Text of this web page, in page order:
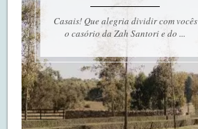
Casais! Que alegria dividir com vocês
o casório da Zah Santori e do ...